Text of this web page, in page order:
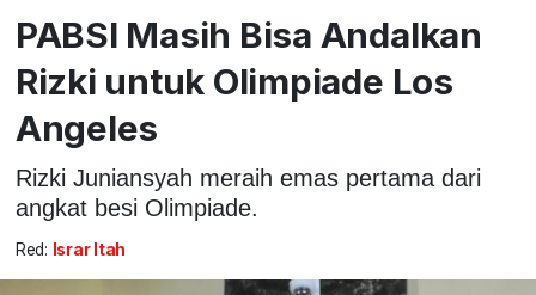
PABSI Masih Bisa Andalkan
Rizki untuk Olimpiade Los
Angeles
Rizki Juniansyah meraih emas pertama dari
angkat besi Olimpiade.
Red: Israr Itah